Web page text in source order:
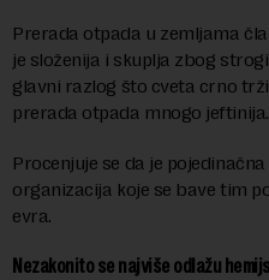
Prerada otpada u zemljama
je složenija i skuplja zbog
glavni razlog što cveta crno
prerada otpada mnogo jeftinija.
Procenjuje se da je
organizacija koje se bave tim
evra.
Nezakonito se najviše odlažu